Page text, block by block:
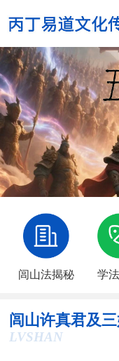
闾山法揭秘 学
闾山许真君及
LVSHAN